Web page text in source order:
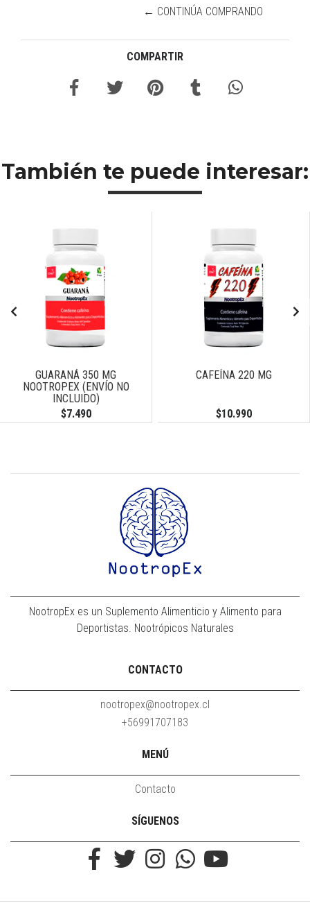
← CONTINÚA COMPRANDO
COMPARTIR
También te puede interesar:
GUARANÁ 350 MG
NOOTROPEX (ENVÍO NO
INCLUIDO)
$7.490
CAFEÍNA 220 MG
$10.990
NootropEx es un Suplemento Alimenticio y Alimento para
Deportistas. Nootrópicos Naturales
CONTACTO
nootropex@nootropex.cl
+56991707183
MENÚ
Contacto
SÍGUENOS